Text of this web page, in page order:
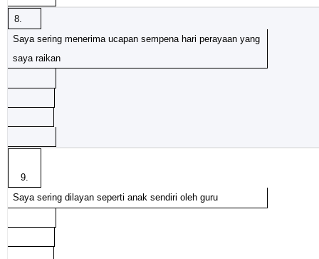
8.
Saya sering menerima ucapan sempena hari perayaan yang
saya raikan
9.
Saya sering dilayan seperti anak sendiri oleh guru